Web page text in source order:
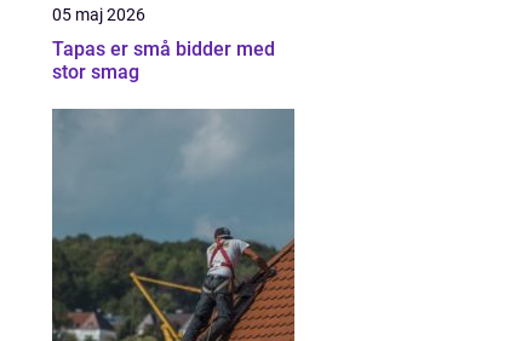
05 maj 2026
Tapas er små bidder med
stor smag